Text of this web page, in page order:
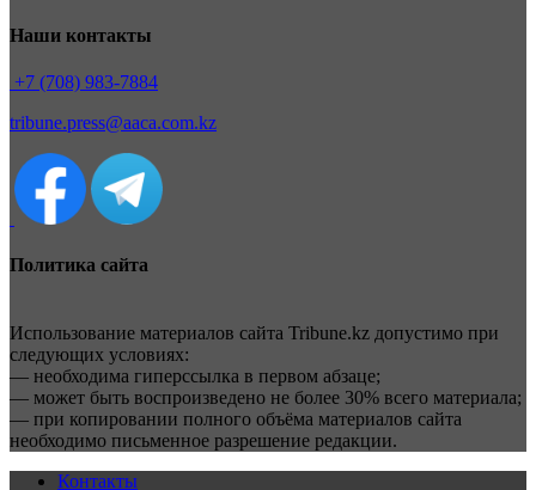
Наши контакты
+7 (708) 983-7884
tribune.press@aaca.com.kz
Политика сайта
Использование материалов сайта Tribune.kz допустимо при
следующих условиях:
— необходима гиперссылка в первом абзаце;
— может быть воспроизведено не более 30% всего материала;
— при копировании полного объёма материалов сайта
необходимо письменное разрешение редакции.
Контакты